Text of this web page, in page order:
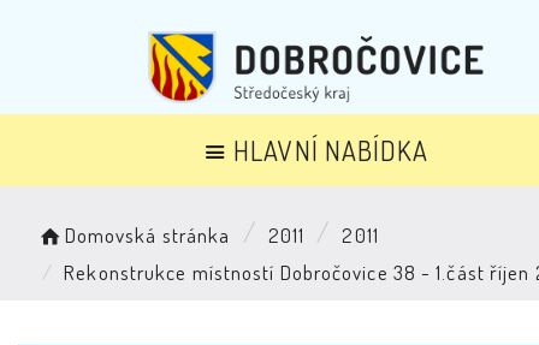
HLAVNÍ NABÍDKA
Domovská stránka 2011
2011
Rekonstrukce místností Dobročovice 38 - 1.část říjen